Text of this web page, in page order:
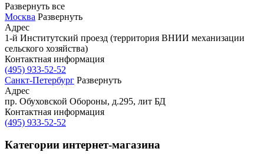
Развернуть все
Москва Развернуть
Адрес
1-й Институтский проезд (территория ВНИИ механизации
сельского хозяйства)
Контактная информация
(495) 933-52-52
Санкт-Петербург Развернуть
Адрес
пр. Обуховской Обороны, д.295, лит БД
Контактная информация
(495) 933-52-52
Категории интернет-магазина